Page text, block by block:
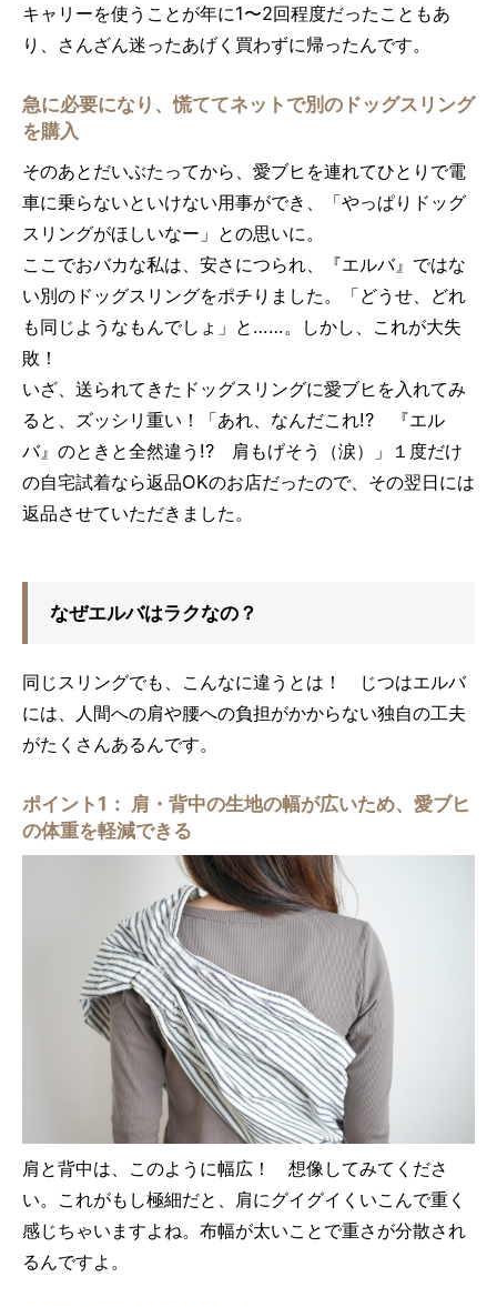
キャリーを使うことが年に1〜2回程度だったこともあ
り、さんざん迷ったあげく買わずに帰ったんです。
急に必要になり、慌ててネットで別のドッグスリング
を購入
そのあとだいぶたってから、愛ブヒを連れてひとりで電
車に乗らないといけない用事ができ、「やっぱりドッグ
スリングがほしいなー」との思いに。
ここでおバカな私は、安さにつられ、『エルバ』ではな
い別のドッグスリングをポチりました。「どうせ、どれ
も同じようなもんでしょ」と……。しかし、これが大失
敗！
いざ、送られてきたドッグスリングに愛ブヒを入れてみ
ると、ズッシリ重い！「あれ、なんだこれ!? 『エル
バ』のときと全然違う!? 肩もげそう（涙）」１度だけ
の自宅試着なら返品OKのお店だったので、その翌日には
返品させていただきました。
なぜエルバはラクなの？
同じスリングでも、こんなに違うとは！ じつはエルバ
には、人間への肩や腰への負担がかからない独自の工夫
がたくさんあるんです。
ポイント1： 肩・背中の生地の幅が広いため、愛ブヒ
の体重を軽減できる
肩と背中は、このように幅広！ 想像してみてくださ
い。これがもし極細だと、肩にグイグイくいこんで重く
感じちゃいますよね。布幅が太いことで重さが分散され
るんですよ。